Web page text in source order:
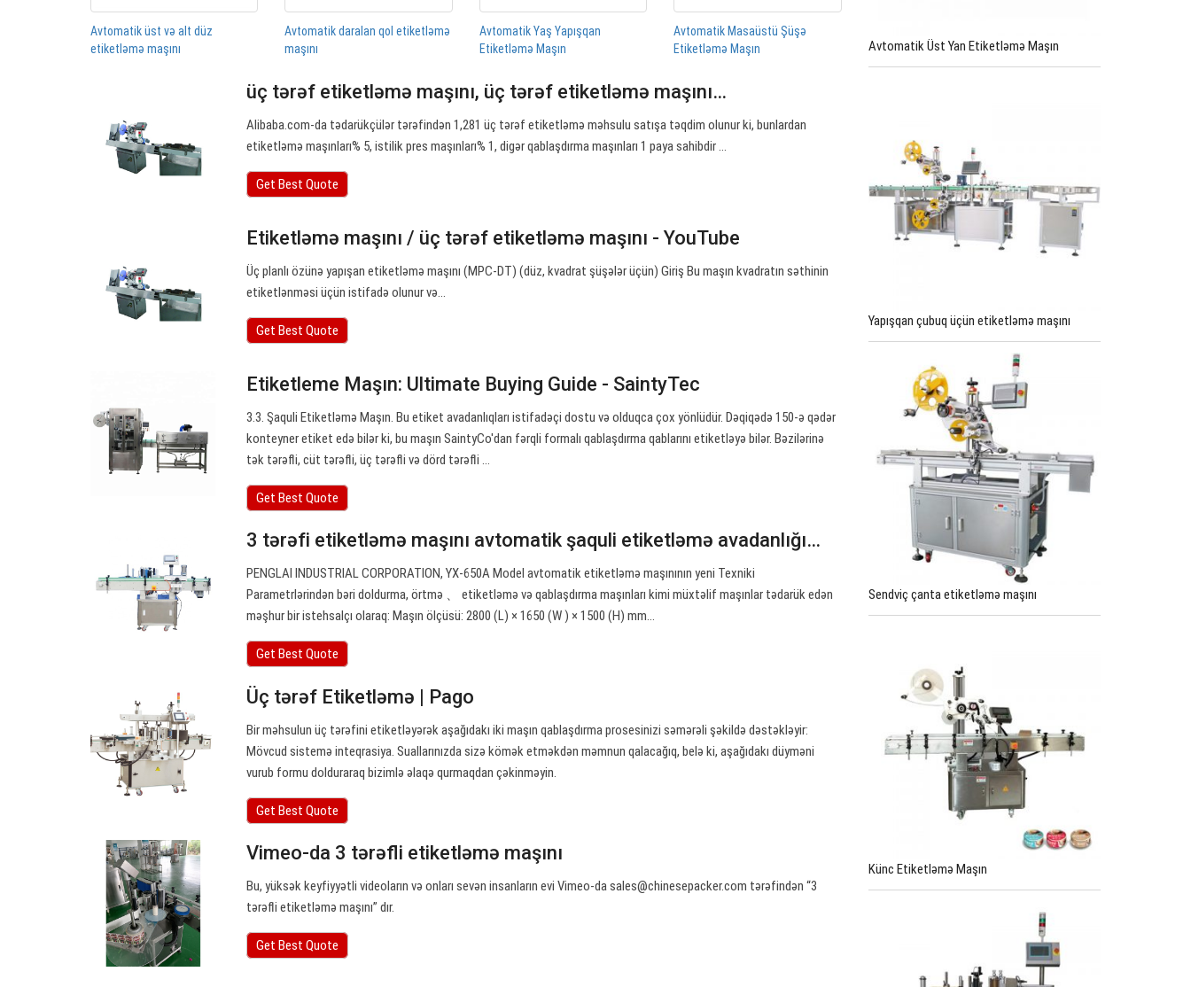
Avtomatik üst və alt düz
etiketləmə maşını
Avtomatik daralan qol etiketləmə
maşını
Avtomatik Yaş Yapışqan
Etiketləmə Maşın
Avtomatik Masaüstü Şüşə
Etiketləmə Maşın
üç tərəf etiketləmə maşını, üç tərəf etiketləmə maşını…
Alibaba.com-da tədarükçülər tərəfindən 1,281 üç tərəf etiketləmə məhsulu satışa təqdim olunur ki, bunlardan
etiketləmə maşınları% 5, istilik pres maşınları% 1, digər qablaşdırma maşınları 1 paya sahibdir ...
Get Best Quote
Etiketləmə maşını / üç tərəf etiketləmə maşını - YouTube
Üç planlı özünə yapışan etiketləmə maşını (MPC-DT) (düz, kvadrat şüşələr üçün) Giriş Bu maşın kvadratın səthinin
etiketlənməsi üçün istifadə olunur və…
Get Best Quote
Etiketleme Maşın: Ultimate Buying Guide - SaintyTec
3.3. Şaquli Etiketləmə Maşın. Bu etiket avadanlıqları istifadəçi dostu və olduqca çox yönlüdür. Dəqiqədə 150-ə qədər
konteyner etiket edə bilər ki, bu maşın SaintyCo'dan fərqli formalı qablaşdırma qablarını etiketləyə bilər. Bəzilərinə
tək tərəfli, cüt tərəfli, üç tərəfli və dörd tərəfli ...
Get Best Quote
3 tərəfi etiketləmə maşını avtomatik şaquli etiketləmə avadanlığı…
PENGLAI INDUSTRIAL CORPORATION, YX-650A Model avtomatik etiketləmə maşınının yeni Texniki
Parametrlərindən bəri doldurma, örtmə 、 etiketləmə və qablaşdırma maşınları kimi müxtəlif maşınlar tədarük edən
məşhur bir istehsalçı olaraq: Maşın ölçüsü: 2800 (L) × 1650 (W ) × 1500 (H) mm…
Get Best Quote
Üç tərəf Etiketləmə | Pago
Bir məhsulun üç tərəfini etiketləyərək aşağıdakı iki maşın qablaşdırma prosesinizi səmərəli şəkildə dəstəkləyir:
Mövcud sistemə inteqrasiya. Suallarınızda sizə kömək etməkdən məmnun qalacağıq, belə ki, aşağıdakı düyməni
vurub formu dolduraraq bizimlə əlaqə qurmaqdan çəkinməyin.
Get Best Quote
Vimeo-da 3 tərəfli etiketləmə maşını
Bu, yüksək keyfiyyətli videoların və onları sevən insanların evi Vimeo-dasales@chinesepacker.com tərəfindən “3
tərəfli etiketləmə maşını” dır.
Get Best Quote
Avtomatik Üst Yan Etiketləmə Maşın
Yapışqan çubuq üçün etiketləmə maşını
Sendviç çanta etiketləmə maşını
Künc Etiketləmə Maşın